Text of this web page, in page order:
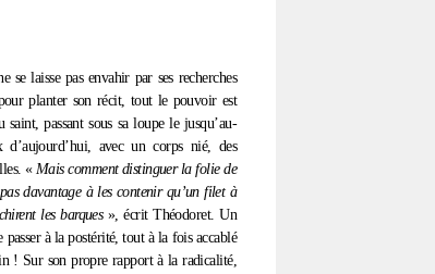
laisse pas envahir par ses recherches
planter son récit, tout le pouvoir est
passant sous sa loupe le jusqu’au-
avec un corps nié, des
« Mais comment distinguer la folie de
davantage à les contenir qu’un filet à
les barques», écrit Théodoret. Un
à la postérité, tout à la fois accablé
! Sur son propre rapport à la radicalité,